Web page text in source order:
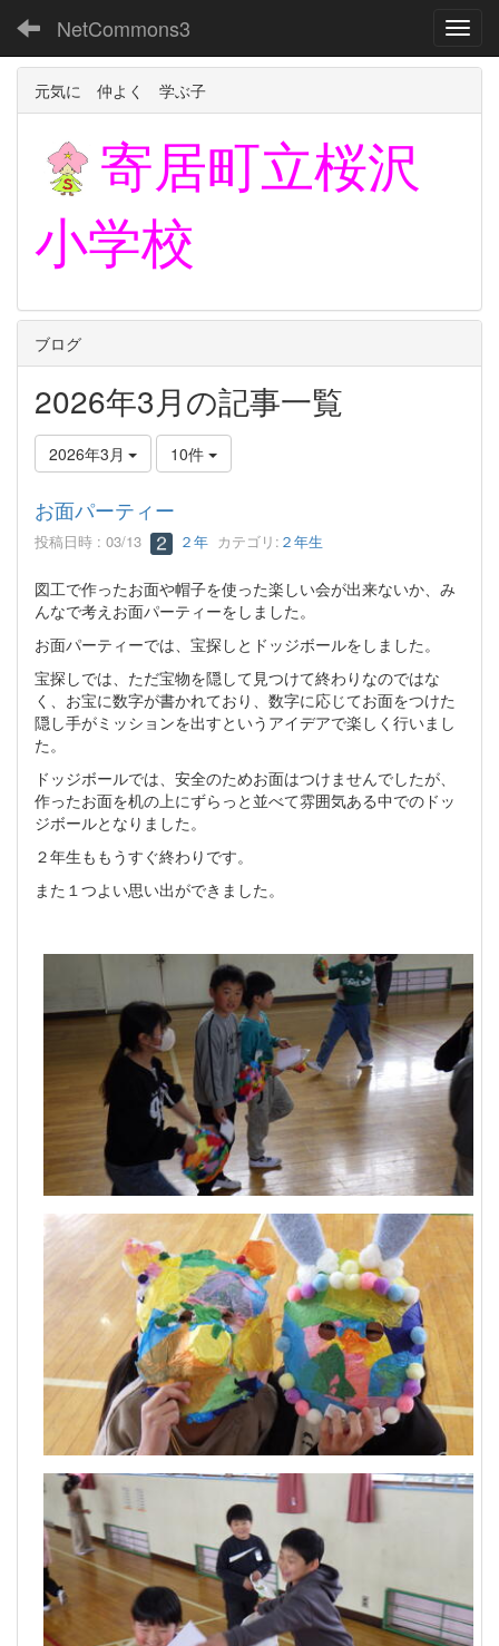
NetCommons3
元気に 仲よく 学ぶ子
寄居町立桜沢
小学校
ブログ
2026年3月の記事一覧
2026年3月 10件
お面パーティー
投稿日時 : 03/13 ２年 カテゴリ: ２年生
図工で作ったお面や帽子を使った楽しい会が出来ないか、み
んなで考えお面パーティーをしました。
お面パーティーでは、宝探しとドッジボールをしました。
宝探しでは、ただ宝物を隠して見つけて終わりなのではな
く、お宝に数字が書かれており、数字に応じてお面をつけた
隠し手がミッションを出すというアイデアで楽しく行いまし
た。
ドッジボールでは、安全のためお面はつけませんでしたが、
作ったお面を机の上にずらっと並べて雰囲気ある中でのドッ
ジボールとなりました。
２年生ももうすぐ終わりです。
また１つよい思い出ができました。